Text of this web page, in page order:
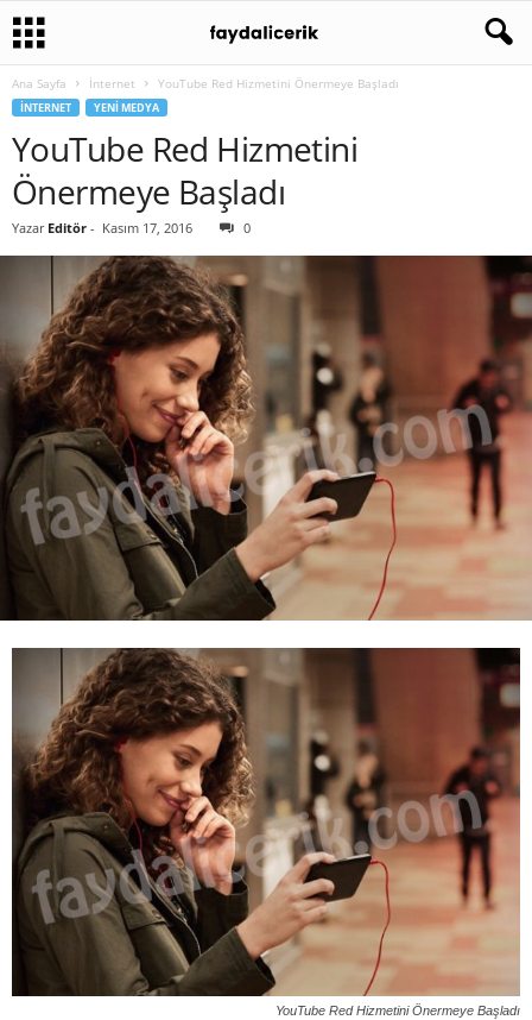
Ana Sayfa İnternet YouTube Red Hizmetini Önermeye Başladı
İNTERNET YENI MEDYA
YouTube Red Hizmetini
Önermeye Başladı
Yazar Editör - Kasım 17, 2016 0
YouTube Red Hizmetini Önermeye Başladı